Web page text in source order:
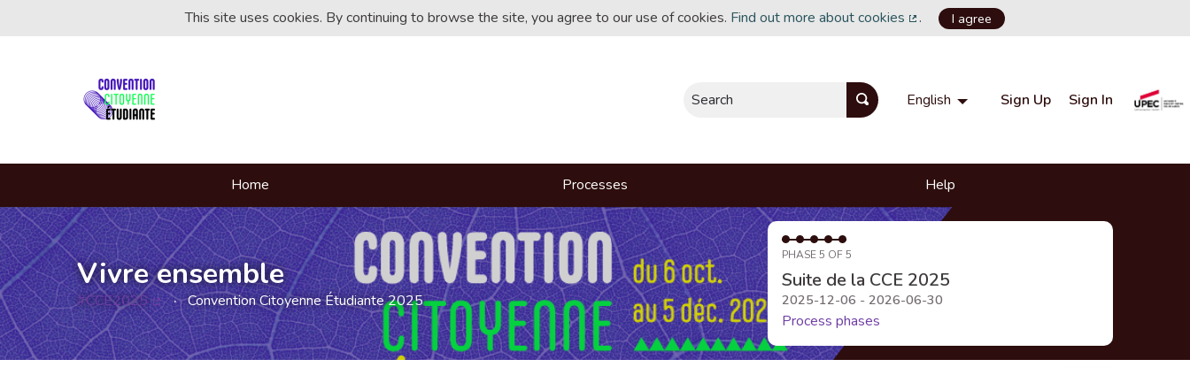
This site uses cookies. By continuing to browse the site, you agree to our use of cookies. Find out more about cookies
(External link)
. I agree
Search English Choisir la langue Choose language
Sign Up Sign In
Home Processes Help
Vivre ensemble
#CCE2025
(External link)
Convention Citoyenne Étudiante 2025
PHASE 5 OF 5
Suite de la CCE 2025
2025-12-06 - 2026-06-30
Process phases